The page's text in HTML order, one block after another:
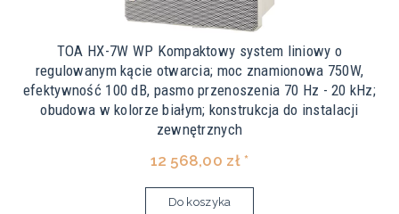
TOA HX-7W WP Kompaktowy system liniowy o
regulowanym kącie otwarcia; moc znamionowa 750W,
efektywność 100 dB, pasmo przenoszenia 70 Hz - 20 kHz;
obudowa w kolorze białym; konstrukcja do instalacji
zewnętrznych
12 568,00 zł *
Do koszyka